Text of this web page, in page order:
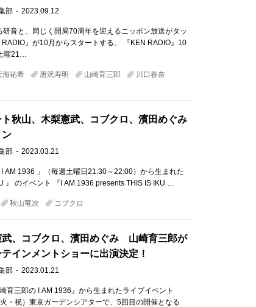
部 2023.09.12
音と、同じく開局70周年を迎えるニッポン放送がタッ
』が10月からスタートする。 『KEN RADIO』10
曜21…
海祐希 唐沢寿明 山崎育三郎
川口春奈
秋山、木梨憲武、コブクロ、濱田めぐみ
ン
部 2023.03.21
AM 1936 」（毎週土曜日21:30～22:00）から生まれた
』 のイベント 『I AM 1936 presents THIS IS IKU …
秋山竜次 コブクロ
武、コブクロ、濱田めぐみ 山崎育三郎が
インメントショーに出演決定！
部 2023.01.21
育三郎の I AM 1936』から生まれたライブイベント
・祝）東京ガーデンシアターで、5回目の開催となる